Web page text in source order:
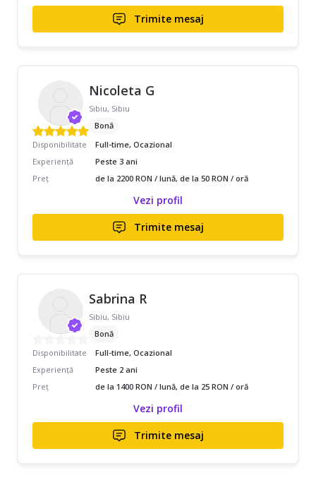
Trimite mesaj
Nicoleta G
Sibiu, Sibiu
Bonă
Disponibilitate
Full-time, Ocazional
Experiență
Peste 3 ani
Preț
de la 2200 RON / lună, de la 50 RON / oră
Vezi profil
Trimite mesaj
Sabrina R
Sibiu, Sibiu
Bonă
Disponibilitate
Full-time, Ocazional
Experiență
Peste 2 ani
Preț
de la 1400 RON / lună, de la 25 RON / oră
Vezi profil
Trimite mesaj